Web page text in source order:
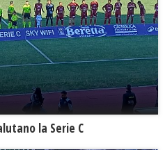
la Serie C